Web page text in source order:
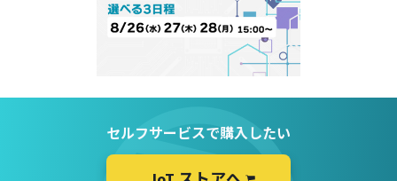
セルフサービスで購入したい